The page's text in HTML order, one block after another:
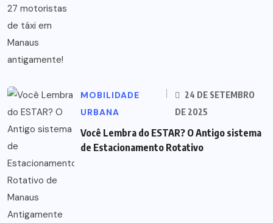
MOBILIDADE
URBANA
24 DE SETEMBRO
DE 2025
Você Lembra do ESTAR? O Antigo sistema
de Estacionamento Rotativo